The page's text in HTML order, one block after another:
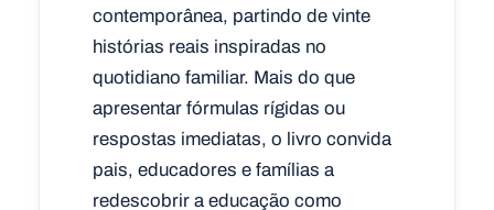
contemporânea, partindo de vinte
histórias reais inspiradas no
quotidiano familiar. Mais do que
apresentar fórmulas rígidas ou
respostas imediatas, o livro convida
pais, educadores e famílias a
redescobrir a educação como